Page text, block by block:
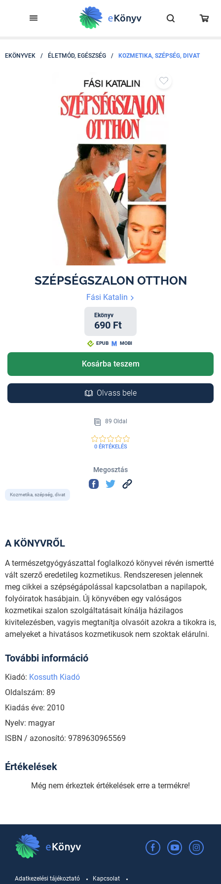
EKÖNYVEK / ÉLETMÓD, EGÉSZSÉG / KOZMETIKA, SZÉPSÉG, DIVAT
SZÉPSÉGSZALON OTTHON
Fási Katalin
Ekönyv
690 Ft
EPUB MOBI
Kosárba teszem
Olvass bele
89 Oldal
0 ÉRTÉKELÉS
Megosztás
Kozmetika, szépség, divat
A KÖNYVRŐL
A természetgyógyászattal foglalkozó könyvei révén ismertté
vált szerző eredetileg kozmetikus. Rendszeresen jelennek
meg cikkei a szépségápolással kapcsolatban a napilapok,
folyóiratok hasábjain. Új könyvében egy valóságos
kozmetikai szalon szolgáltatásait kínálja házilagos
kivitelezésben, vagyis megtanítja olvasóit azokra a tikokra is,
amelyeket a hivatásos kozmetikusok nem szoktak elárulni.
További információ
Kiadó: Kossuth Kiadó
Oldalszám: 89
Kiadás éve: 2010
Nyelv: magyar
ISBN / azonosító: 9789630965569
Értékelések
Még nem érkeztek értékelések erre a termékre!
Adatkezelési tájékoztató Kapcsolat